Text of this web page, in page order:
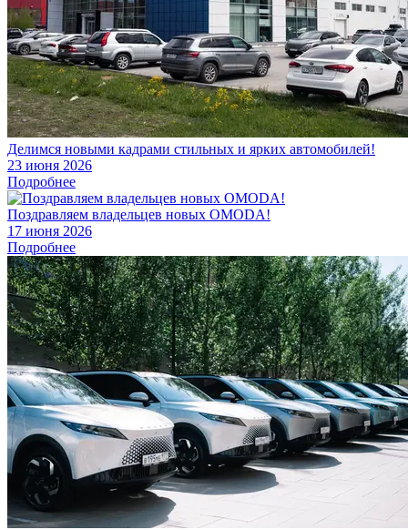
Делимся новыми кадрами стильных и ярких автомобилей!
23 июня 2026
Подробнее
Поздравляем владельцев новых OMODA!
17 июня 2026
Подробнее